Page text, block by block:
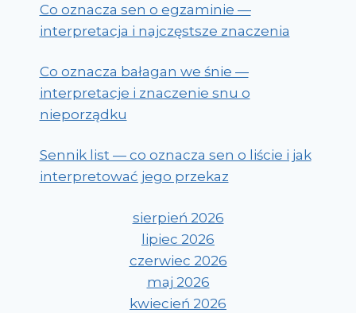
Co oznacza sen o egzaminie —
interpretacja i najczęstsze znaczenia
Co oznacza bałagan we śnie —
interpretacje i znaczenie snu o
nieporządku
Sennik list — co oznacza sen o liście i jak
interpretować jego przekaz
sierpień 2026
lipiec 2026
czerwiec 2026
maj 2026
kwiecień 2026